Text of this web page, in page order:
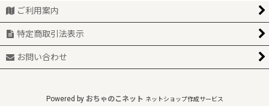
ご利用案内
特定商取引法表示
お問い合わせ
Powered by おちゃのこネット ネットショップ作成サービス